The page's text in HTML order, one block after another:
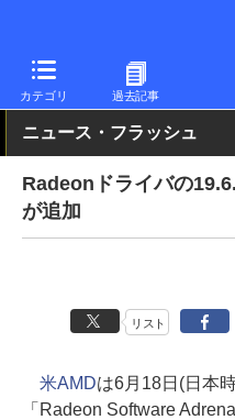
カテゴリ 過去記事
PC Watch 半導体/周辺機器
ニュース・フラッシュ
Radeonドライバの
が追加
リスト
米AMDは6月18日(日本
「Radeon Software